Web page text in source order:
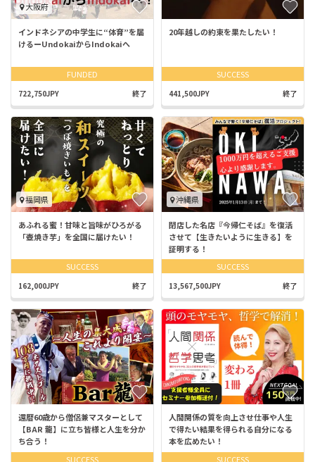
大阪府
インドネシアの中学生に“体育”を届
けるーUndokaiからIndokaiへ
FUNDED
722,750JPY 終了
20年越しの約束を果たしたい！
SUCCESS
441,500JPY 終了
福岡県
あふれる蜜！甘味と旨味がひろがる
「壺焼き芋」を全国に届けたい！
SUCCESS
162,000JPY 終了
沖縄県
閉店した名店『今帰仁そば』を復活
させて【生きたいように生きる】を
証明する！
SUCCESS
13,567,500JPY 終了
還暦60歳から僧侶兼マスターとして
【BAR 龍】に立ち皆様と人生を分か
ち合う！
SUCCESS
人間関係の質を向上させ仕事や人生
で得たい結果を得られる自分になる
本を広めたい！
SUCCESS